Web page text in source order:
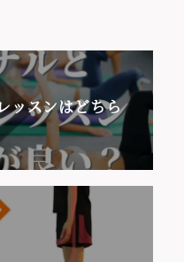
ッスンはどちら